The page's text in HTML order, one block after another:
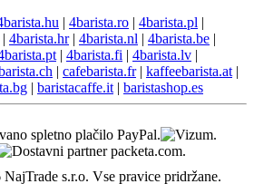
| 4barista.ro | 4barista.pl |
| 4barista.hr| 4barista.nl | 4barista.be |
| 4barista.fi | 4barista.lv |
| cafebarista.fr| kaffeebarista.at |
| baristacaffe.it | baristashop.es
s.r.o. Vse pravice pridržane.